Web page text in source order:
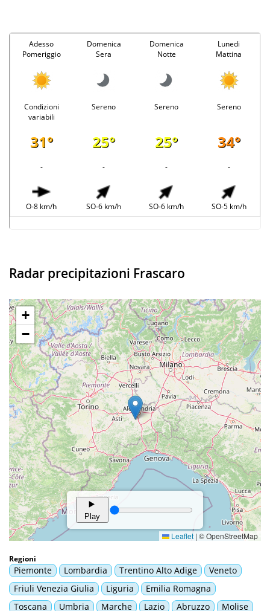
Adesso
Pomeriggio
Domenica
Sera
Domenica
Notte
Lunedi
Mattina
Condizioni
variabili
Sereno Sereno Sereno
31° 25° 25° 34°
- - - -
O-8 km/h SO-6 km/h SO-6 km/h SO-5 km/h
Radar precipitazioni Frascaro
Regioni
Piemonte Lombardia Trentino Alto Adige
Veneto
Friuli Venezia Giulia
Liguria
Emilia Romagna
Toscana
Umbria Marche Lazio Abruzzo Molise